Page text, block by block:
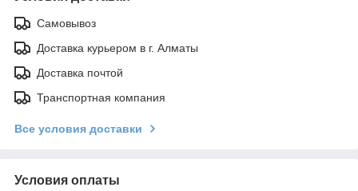
Самовывоз
Доставка курьером в г. Алматы
Доставка почтой
Транспортная компания
Все условия доставки
Условия оплаты